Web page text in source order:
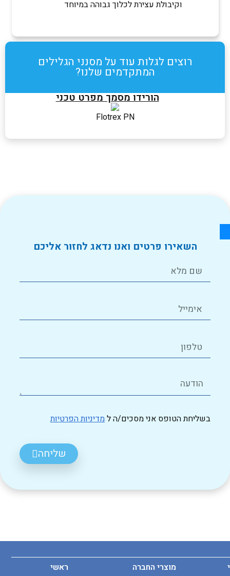
וקיבולת עצירת לכלוך גבוהה במיוחד
רוצים לגלות עוד על מסנני הגלילים
המתקדמים שלנו?
הורידו מסמך מפרט טכני
Flotrex PN
השאירו פרטים ואנו נדאג לחזור אליכם
בשליחת הטופס אני מסכים/ה למדיניות הפרטיות
שליחה
ראשי מוצרי החברה